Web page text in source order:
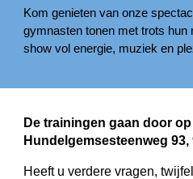
Kom genieten van onze
gymnasten tonen met trots hun
show vol energie, muziek en
De trainingen gaan door
Hundelgemsesteenweg 93,
Heeft u verdere vragen,